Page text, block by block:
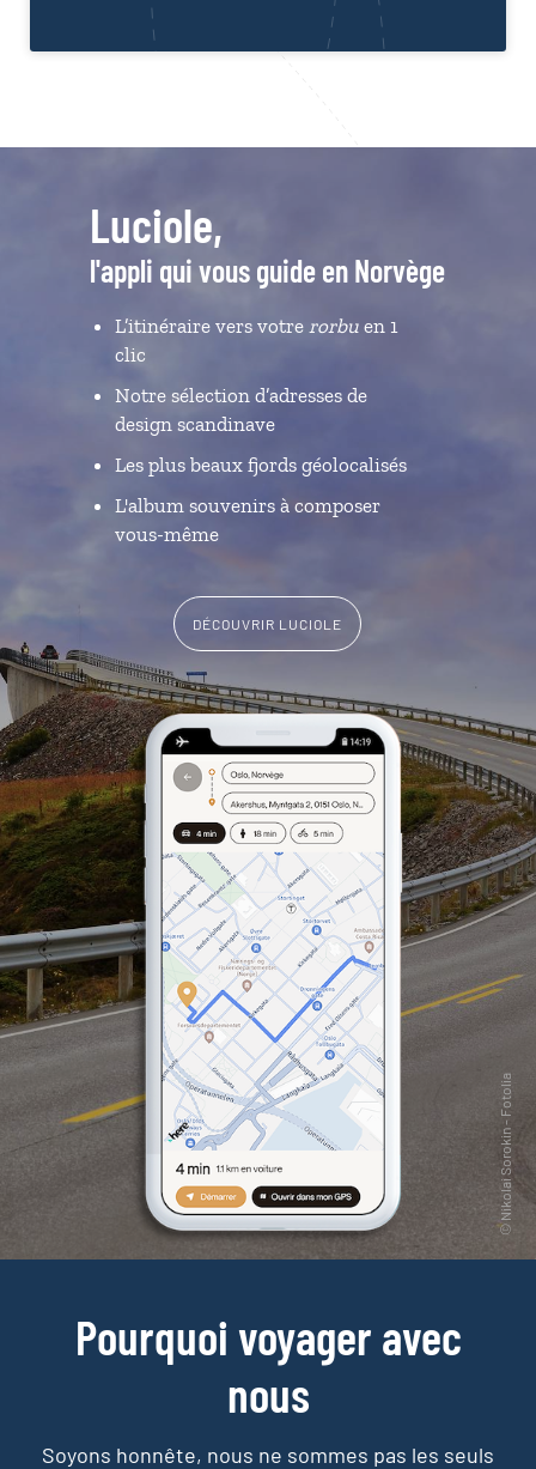
Luciole,
l'appli qui vous guide en Norvège
L’itinéraire vers votre rorbuen 1
clic
Notre sélection d’adresses de
design scandinave
Les plus beaux fjords géolocalisés
L'album souvenirs à composer
vous-même
DÉCOUVRIR LUCIOLE
Pourquoi voyager avec
nous
Soyons honnête, nous ne sommes pas les seuls